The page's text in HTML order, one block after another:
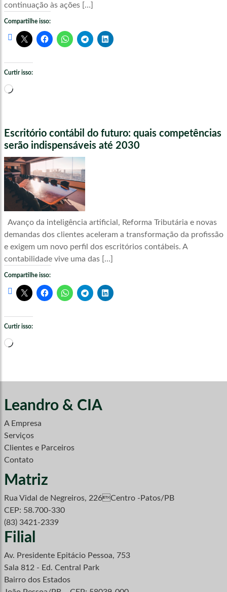
continuação às ações […]
Compartilhe isso:
Curtir isso:
Carregando...
Escritório contábil do futuro: quais competências
serão indispensáveis até 2030
Avanço da inteligência artificial, Reforma Tributária e novas
demandas dos clientes aceleram a transformação da profissão
e exigem um novo perfil dos escritórios contábeis. A
contabilidade vive uma das […]
Compartilhe isso:
Curtir isso:
Carregando...
Leandro & CIA
A Empresa
Serviços
Clientes e Parceiros
Contato
Matriz
Rua Vidal de Negreiros, 226Centro -Patos/PB
CEP: 58.700-330
(83) 3421-2339
Filial
Av. Presidente Epitácio Pessoa, 753
Sala 812 - Ed. Central Park
Bairro dos Estados